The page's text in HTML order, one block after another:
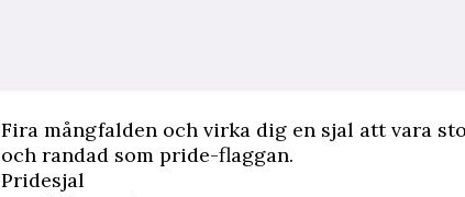
Fira mångfalden och virka dig en sjal att vara
och randad som pride-flaggan.
Pridesjal